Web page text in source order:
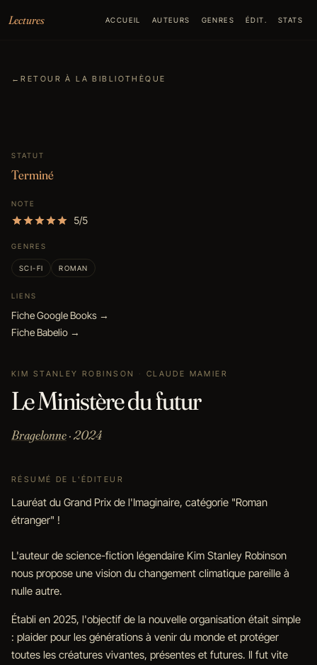
Lectures
ACCUEIL AUTEURS GENRES ÉDIT. STATS
←RETOUR À LA BIBLIOTHÈQUE
STATUT
Terminé
NOTE
5/5
GENRES
SCI-FI ROMAN
LIENS
Fiche Google Books →
Fiche Babelio →
KIM STANLEY ROBINSON · CLAUDE MAMIER
Le Ministère du futur
Bragelonne· 2024
RÉSUMÉ DE L'ÉDITEUR
Lauréat du Grand Prix de l'Imaginaire, catégorie "Roman
étranger" !
L'auteur de science-fiction légendaire Kim Stanley Robinson
nous propose une vision du changement climatique pareille à
nulle autre.
Établi en 2025, l'objectif de la nouvelle organisation était simple
: plaider pour les générations à venir du monde et protéger
toutes les créatures vivantes, présentes et futures. Il fut vite